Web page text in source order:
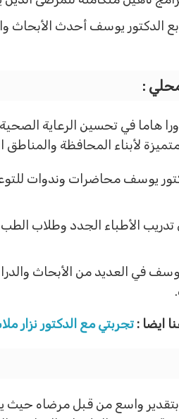
الدكتور يوسف أحدث الأبحاث
:
هاما في تحسين الرعاية
لأبناء المحافظة
يوسف محاضرات وندوات
الأطباء الجدد وطلاب
في العديد من الأبحاث
ايضا : تجربتي مع الدكتور نزار
واسع من قبل مرضاه حيث